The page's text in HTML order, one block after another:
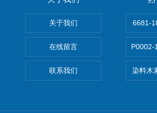
关于我们
在线留言
联系我们
6681-
P0002-
染料木